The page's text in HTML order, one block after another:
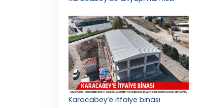
Karacabey’e itfaiye binası